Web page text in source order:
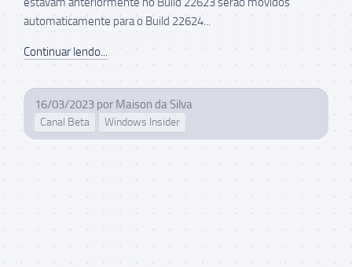
automaticamente para o Build 22624...
Continuar lendo...
16/03/2023 por Maison da Silva
Canal Beta Windows Insider